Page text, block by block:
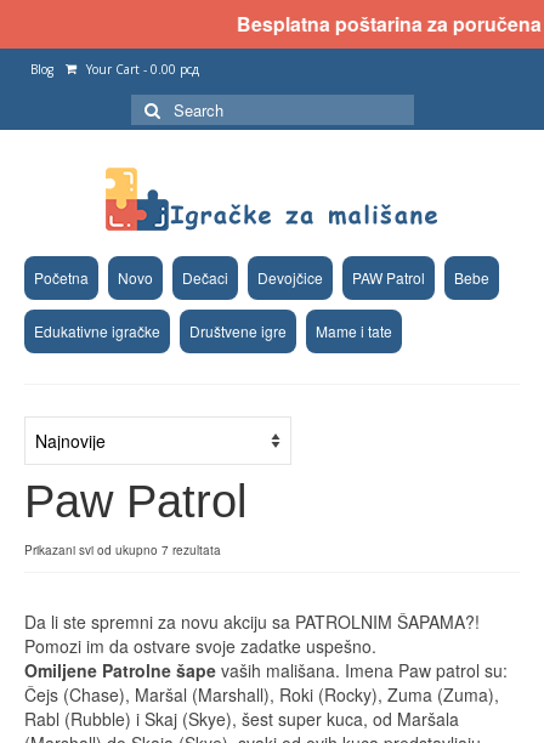
Besplatna poštarina za
Blog Your Cart - 0.00 рсд
Search
for:
Početna Novo Dečaci Devojčice PAW Patrol Bebe
Edukativne igračke Društvene igre Mame i tate
Paw Patrol
Prikazani svi od ukupno 7 rezultata
Da li ste spremni za novu akciju sa PATROLNIM ŠAPAMA?!
Pomozi im da ostvare svoje zadatke uspešno.
Omiljene Patrolne šape vaših mališana. Imena Paw patrol su:
Čejs (Chase), Maršal (Marshall), Roki (Rocky), Zuma (Zuma),
Rabl (Rubble) i Skaj (Skye), šest super kuca, od Maršala